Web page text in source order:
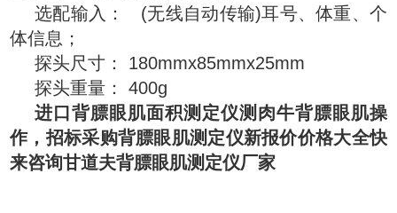
选配输入： (无线自动传输)耳号、体重、个
体信息；
探头尺寸： 180mmx85mmx25mm
探头重量： 400g
进口背膘眼肌面积测定仪测肉牛背膘眼肌操
作， 招标采购背膘眼肌测定仪新报价价格大全快
来咨询甘道夫背膘眼肌测定仪厂家